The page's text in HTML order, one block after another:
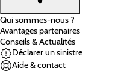
Qui sommes-nous ?
Avantages partenaires
Conseils & Actualités
Déclarer un sinistre
Aide & contact